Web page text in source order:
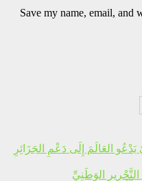
Save my name, email, and
(1957) بِن نَبِيّ يَدْعُو العَالَمَ إِلَى دَعْمِ الجَزَائِرِ